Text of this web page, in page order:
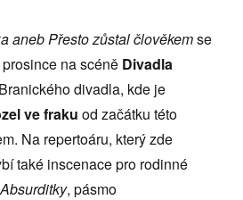
aneb Přesto zůstal člověkemse
na scéně Divadla
divadla, kde je
ve fraku od začátku této
Na repertoáru, který zde
také inscenace pro rodinné
Absurditky, pásmo